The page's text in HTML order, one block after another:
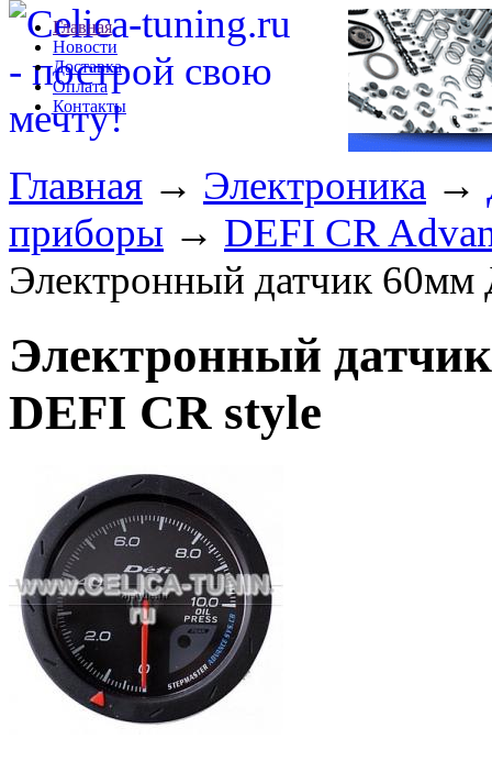
Главная
Новости
Доставка
Оплата
Контакты
Главная → Электроника →
приборы → DEFI CR
Электронный датчик 60мм
Электронный
DEFI CR style